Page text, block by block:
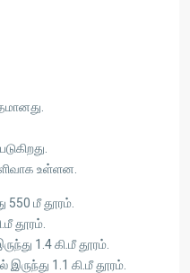
உள்ளன.
550 மீ தூரம்.
தூரம்.
1.4 கி.மீ தூரம்.
1.1 கி.மீ தூரம்.